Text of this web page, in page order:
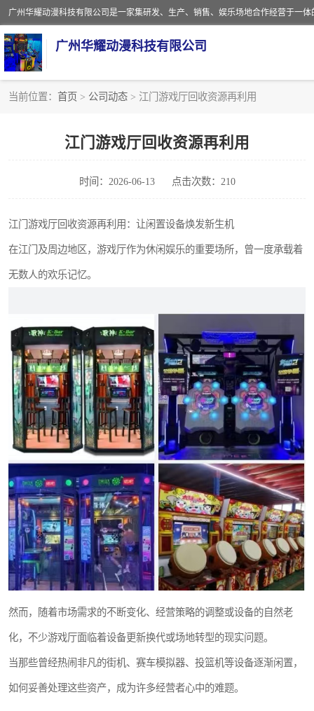
广州华耀动漫科技有限公司
当前位置： 首页 > 公司动态 > 江门游戏厅回收资源再利用
江门游戏厅回收资源再利用
时间：2026-06-13 点击次数：210
江门游戏厅回收资源再利用：让闲置设备焕发新生机
在江门及周边地区，游戏厅作为休闲娱乐的重要场所，曾一度承载着
无数人的欢乐记忆。
然而，随着市场需求的不断变化、经营策略的调整或设备的自然老
化，不少游戏厅面临着设备更新换代或场地转型的现实问题。
当那些曾经热闹非凡的街机、赛车模拟器、投篮机等设备逐渐闲置，
如何妥善处理这些资产，成为许多经营者心中的难题。
游戏厅回收